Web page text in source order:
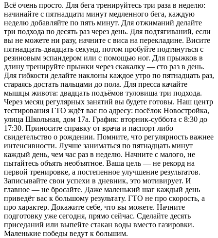
Всё очень просто. Для бега тренируйтесь три раза в неделю:
начинайте с пятнадцати минут медленного бега, каждую
неделю добавляйте по пять минут. Для отжиманий делайте
три подхода по десять раз через день. Для подтягиваний, если
вы не можете ни разу, начните с виса на перекладине. Висите
пятнадцать-двадцать секунд, потом пробуйте подтянуться с
резиновым эспандером или с помощью ног. Для прыжков в
длину тренируйте прыжки через скакалку — сто раз в день.
Для гибкости делайте наклоны каждое утро по пятнадцать раз,
стараясь достать пальцами до пола. Для пресса качайте
мышцы живота: двадцать подъёмов туловища три подхода.
Через месяц регулярных занятий вы будете готовы. Наш центр
тестирования ГТО ждёт вас по адресу: посёлок Новостройка,
улица Школьная, дом 17а. График: вторник-суббота с 8:30 до
17:30. Приносите справку от врача и паспорт либо
свидетельство о рождении. Помните, что регулярность важнее
интенсивности. Лучше заниматься по пятнадцать минут
каждый день, чем час раз в неделю. Начните с малого, не
пытайтесь объять необъятное. Ваша цель — не рекорд на
первой тренировке, а постепенное улучшение результатов.
Записывайте свои успехи в дневник, это мотивирует. И
главное — не бросайте. Даже маленький шаг каждый день
приведёт вас к большому результату. ГТО не про скорость, а
про характер. Докажите себе, что вы можете. Начните
подготовку уже сегодня, прямо сейчас. Сделайте десять
приседаний или выпейте стакан воды вместо газировки.
Маленькие победы ведут к большим.